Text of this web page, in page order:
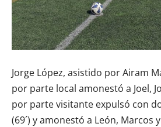
Jorge López, asistido por Airam
por parte local amonestó a Joel,
por parte visitante expulsó con
(69´) y amonestó a León, Marcos